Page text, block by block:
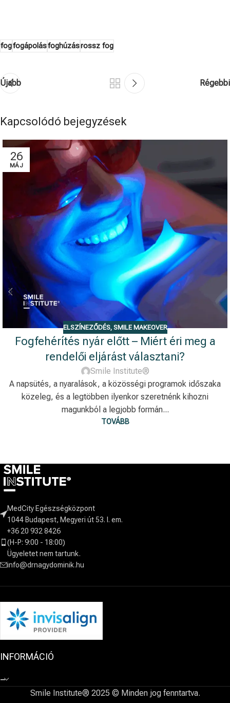
fogfogápolásfoghúzásrossz fog
Újabb Régebbi
Kapcsolódó bejegyzések
26
MÁJ
ELSZÍNEZŐDÉS, SMILE MAKEOVER
Fogfehérítés nyár előtt – Miért éri meg a
rendelői eljárást választani?
Smile Institute®
A napsütés, a nyaralások, a közösségi programok időszaka
közeleg, és a legtöbben ilyenkor szeretnénk kihozni
magunkból a legjobb formán...
TOVÁBB
MedCity Egészségközpont
1044 Budapest, Megyeri út 53. I. em.
+36 20 932 8426
(H-P: 9:00 - 18:00)
Ügyeletet nem tartunk.
info@drnagydominik.hu
INFORMÁCIÓ
–
Smile Institute® 2025 © Minden jog fenntartva.